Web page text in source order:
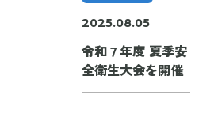
2025.08.05
令和７年度 夏季安
全衛生大会を開催